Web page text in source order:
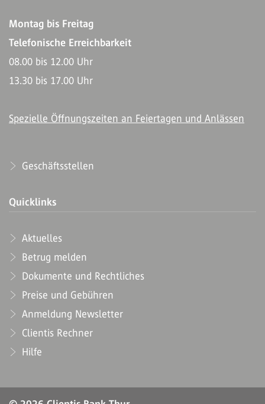
Montag bis Freitag
Telefonische Erreichbarkeit
08.00 bis 12.00 Uhr
13.30 bis 17.00 Uhr
Spezielle Öffnungszeiten an Feiertagen und Anlässen
Geschäftsstellen
Quicklinks
Aktuelles
Betrug melden
Dokumente und Rechtliches
Preise und Gebühren
Anmeldung Newsletter
Clientis Rechner
Hilfe